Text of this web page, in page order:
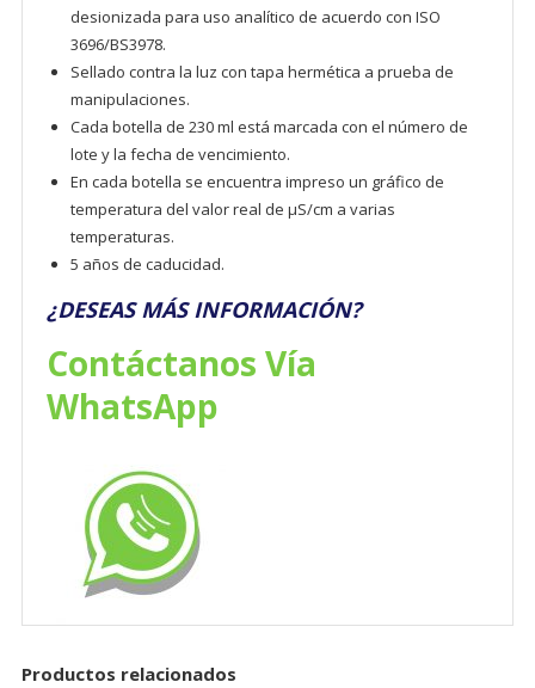
desionizada para uso analítico de acuerdo con ISO
3696/BS3978.
Sellado contra la luz con tapa hermética a prueba de
manipulaciones.
Cada botella de 230 ml está marcada con el número de
lote y la fecha de vencimiento.
En cada botella se encuentra impreso un gráfico de
temperatura del valor real de µS/cm a varias
temperaturas.
5 años de caducidad.
¿DESEAS MÁS INFORMACIÓN?
Contáctanos Vía
WhatsApp
Productos relacionados